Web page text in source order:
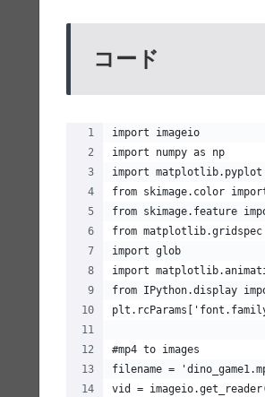
コード
import imageio
import numpy as np
import
from skimage.color
from skimage.feature
from matplotlib.gridspec
import glob
import
from IPython.display
#mp4 to images
filename =
vid =